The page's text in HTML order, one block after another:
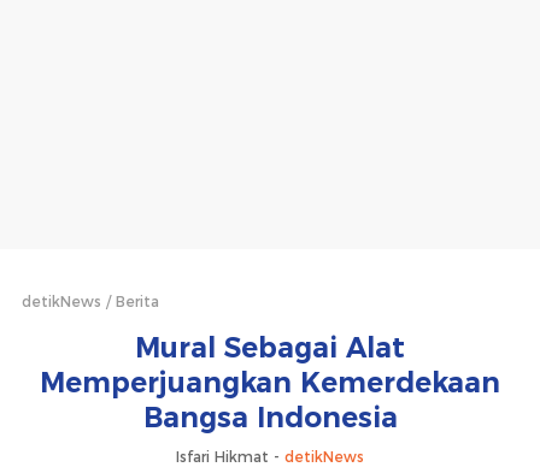
detikNews Berita
Mural Sebagai Alat
Memperjuangkan Kemerdekaan
Bangsa Indonesia
Isfari Hikmat - detikNews